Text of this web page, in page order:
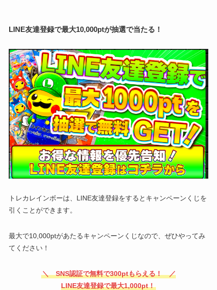
LINE友達登録で最大10,000ptが抽選で当たる！
トレカレインボーは、LINE友達登録をするとキャンペーンくじを
引くことができます。
最大で10,000ptがあたるキャンペーンくじなので、ぜひやってみ
てください！
＼ SNS認証で無料で300ptもらえる！ ／
LINE友達登録で最大1,000pt！